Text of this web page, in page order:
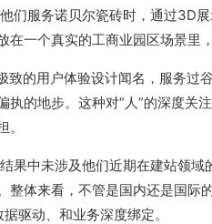
们服务诺贝尔瓷砖时，通过3D
一个真实的工商业园区场景里
致的用户体验设计闻名，服务过
地步。这种对“人”的深度关
中未涉及他们近期在建站领域
体来看，不管是国内还是国际
驱动、和业务深度绑定。